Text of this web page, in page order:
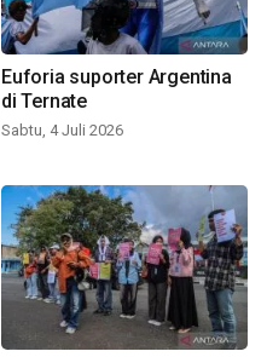
Euforia suporter Argentina
di Ternate
Sabtu, 4 Juli 2026